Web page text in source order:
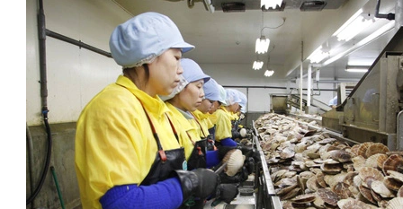
Nhật
Bản-
Đơn
hàng
Nhật
Bản